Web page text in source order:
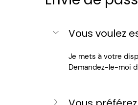
Vous voulez
Je mets à votre
Demandez-le-moi